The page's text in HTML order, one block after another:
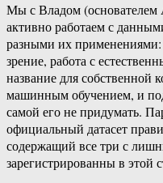
Мы с Владом (основателем
активно работаем с
разными их
зрение, работа с
название для собственной
машинным обучением, и
самой его не придумать.
официальный датасет
содержащий все три с
зарегистрированны в этой